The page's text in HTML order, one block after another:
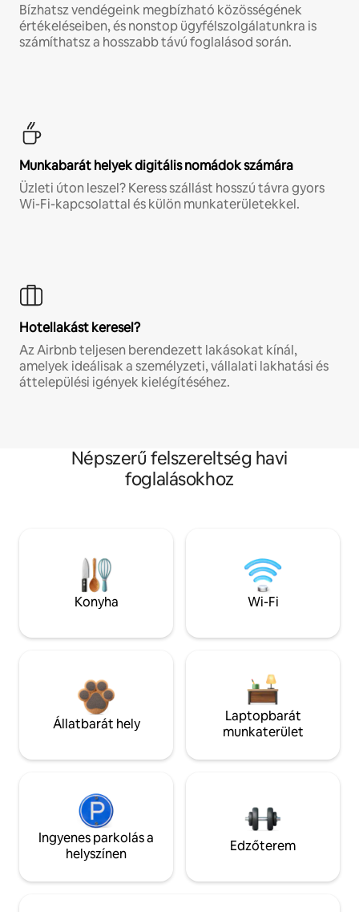
Bízhatsz vendégeink megbízható közösségének
értékeléseiben, és nonstop ügyfélszolgálatunkra is
számíthatsz a hosszabb távú foglalásod során.
Munkabarát helyek digitális nomádok számára
Üzleti úton leszel? Keress szállást hosszú távra gyors
Wi-Fi-kapcsolattal és külön munkaterületekkel.
Hotellakást keresel?
Az Airbnb teljesen berendezett lakásokat kínál,
amelyek ideálisak a személyzeti, vállalati lakhatási és
áttelepülési igények kielégítéséhez.
Népszerű felszereltség havi
foglalásokhoz
Konyha Wi-Fi
Állatbarát hely
Laptopbarát
munkaterület
Ingyenes parkolás a
helyszínen
Edzőterem